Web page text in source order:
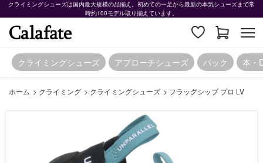
クライミングシューズは国内最大規模の品揃え。初めての一足から最新の本気シューズまで常
時約100モデル取り揃えています。
クライミングシューズ アプローチシューズ パック 本・
ホーム > クライミング > クライミングシューズ > フラッグシップ プロ LV